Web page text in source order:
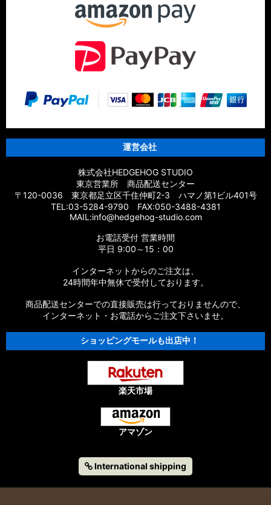
【シマノ】14スフェロスSW［SPHEROS SW］対応 カスタム
【シマノ】21エクスセンス［EXSENCE］対応 カスタムパーツ
【シマノ】20エクスセンスBB［EXSENCE BB］対応 カスタム
パーツ
【シマノ】18エクスセンスCI4+［EXSENCE CI4+］対応 カス
タムパーツ
【シマノ】17エクスセンス［EXSENCE］対応 カスタムパーツ
【シマノ】16エクスセンスLB［EXSENCE LB］対応 カスタム
【シマノ】14エクスセンスBB［EXSENCE BB］対応 カスタム
【シマノ】13エクスセンスLB［EXSENCE LB］対応 カスタム
【シマノ】12エクスセンスCI4+［EXSENCE CI4+］対応 カス
タムパーツ
【シマノ】11-12エクスセンスBB［EXSENCE BB］対応 カスタ
【シマノ】11エクスセンスLB SS［EXSENCE LB SS］対応 カ
【シマノ】09エクスセンス、10エクスセンス
運営会社
株式会社HEDGEHOG STUDIO
東京営業所 商品配送センター
〒120-0036 東京都足立区千住仲町2-3 ハマノ第1ビル401号
TEL:03-5284-9790 FAX:050-3488-4381
MAIL:info@hedgehog-studio.com
お電話受付 営業時間
平日 9:00～15：00
インターネットからのご注文は、
24時間年中無休で受付しております。
商品配送センターでの直接販売は行っておりませんので、
インターネット・お電話からご注文下さいませ。
ショッピングモールも出店中！
楽天市場
アマゾン
International shipping